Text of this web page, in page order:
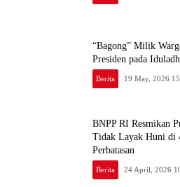
“Bagong” Milik
Presiden pada
Berita 19 May, 2026
BNPP RI Resmikan
Tidak Layak Huni di
Perbatasan
Berita 24 April, 2026